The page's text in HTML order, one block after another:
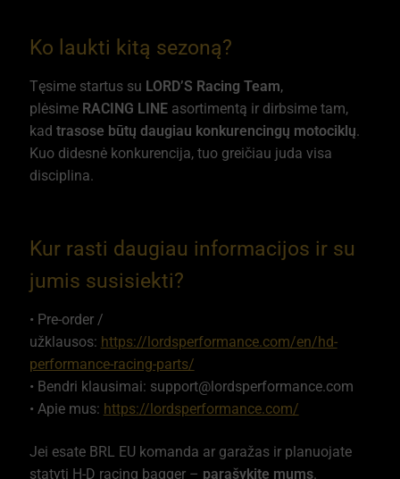
Ko laukti kitą sezoną?
Tęsime startus su LORD’S Racing Team,
plėsime RACING LINEasortimentą ir dirbsime tam,
kad trasose būtų daugiau konkurencingų motociklų.
Kuo didesnė konkurencija, tuo greičiau juda visa
disciplina.
Kur rasti daugiau informacijos ir su
jumis susisiekti?
• Pre-order /
užklausos: https://lordsperformance.com/en/hd-
performance-racing-parts/
• Bendri klausimai: support@lordsperformance.com
• Apie mus: https://lordsperformance.com/
Jei esate BRL EU komanda ar garažas ir planuojate
statyti H-D racing bagger – parašykite mums.